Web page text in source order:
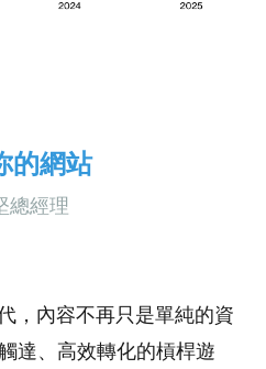
的網站
總經理
，內容不再只是單純的資
達、高效轉化的槓桿遊